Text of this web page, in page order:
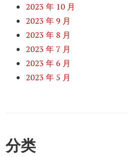
2023 年 10 月
2023 年 9 月
2023 年 8 月
2023 年 7 月
2023 年 6 月
2023 年 5 月
分类